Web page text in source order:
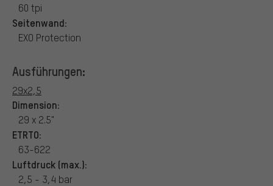
60 tpi
Seitenwand:
EXO Protection
Ausführungen:
29x2,5
Dimension:
29 x 2.5"
ETRTO:
63-622
Luftdruck (max.):
2,5 - 3,4 bar